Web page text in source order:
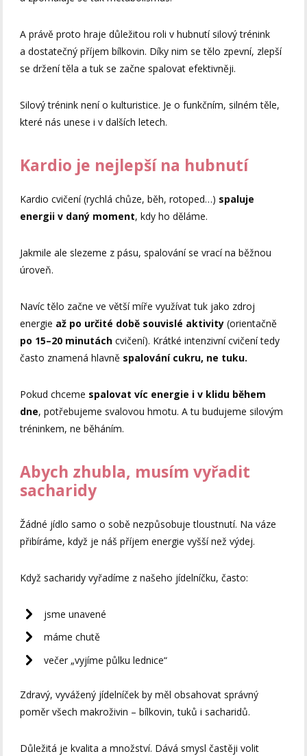
A právě proto hraje důležitou roli v hubnutí silový trénink
a dostatečný příjem bílkovin. Díky nim se tělo zpevní, zlepší
se držení těla a tuk se začne spalovat efektivněji.
Silový trénink není o kulturistice. Je o funkčním, silném těle,
které nás unese i v dalších letech.
Kardio je nejlepší na hubnutí
Kardio cvičení (rychlá chůze, běh, rotoped…) spaluje
energii v daný moment, kdy ho děláme.
Jakmile ale slezeme z pásu, spalování se vrací na běžnou
úroveň.
Navíc tělo začne ve větší míře využívat tuk jako zdroj
energie až po určité době souvislé aktivity (orientačně
po 15–20 minutách cvičení). Krátké intenzivní cvičení tedy
často znamená hlavně spalování cukru, ne tuku.
Pokud chceme spalovat víc energie i v klidu během
dne, potřebujeme svalovou hmotu. A tu budujeme silovým
tréninkem, ne běháním.
Abych zhubla, musím vyřadit
sacharidy
Žádné jídlo samo o sobě nezpůsobuje tloustnutí. Na váze
přibíráme, když je náš příjem energie vyšší než výdej.
Když sacharidy vyřadíme z našeho jídelníčku, často:
jsme unavené
máme chutě
večer „vyjíme půlku lednice“
Zdravý, vyvážený jídelníček by měl obsahovat správný
poměr všech makroživin – bílkovin, tuků i sacharidů.
Důležitá je kvalita a množství. Dává smysl častěji volit